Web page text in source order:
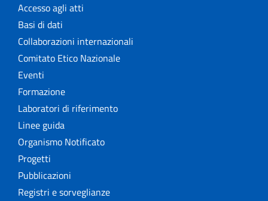
Accesso agli atti
Basi di dati
Collaborazioni internazionali
Comitato Etico Nazionale
Eventi
Formazione
Laboratori di riferimento
Linee guida
Organismo Notificato
Progetti
Pubblicazioni
Registri e sorveglianze